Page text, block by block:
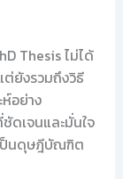
Thesis ไม่ได้
ต่ยังรวมถึงวิธี
อย่าง
ดเจนและมั่นใจ
เป็นดุษฎีบัณฑิต